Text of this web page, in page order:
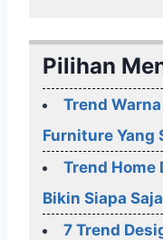
Pilihan
Trend
Furniture Yang
Trend Home
Bikin Siapa
7 Trend